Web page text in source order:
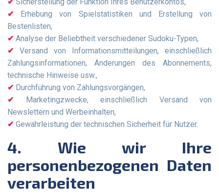
Erhebung von Spielstatistiken und Erstellung von
Bestenlisten,
Analyse der Beliebtheit verschiedener Sudoku-Typen,
Versand von Informationsmitteilungen, einschließlich
Zahlungsinformationen, Änderungen des Abonnements,
technische Hinweise usw.,
Durchführung von Zahlungsvorgängen,
Marketingzwecke, einschließlich Versand von
Newslettern und Werbeinhalten,
Gewährleistung der technischen Sicherheit für Nutzer.
4. Wie wir Ihre
personenbezogenen Daten
verarbeiten